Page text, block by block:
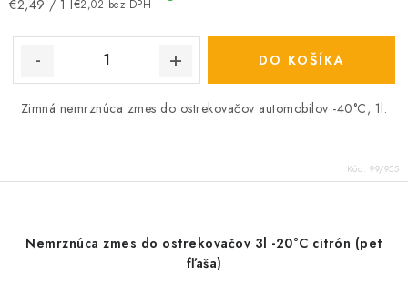
€2,02 bez DPH
€2,49 / 1 l
DO KOŠÍKA
Zimná nemrznúca zmes do ostrekovačov automobilov -40°C, 1l.
Kód: 99/955
Nemrznúca zmes do ostrekovačov 3l -20°C citrón (pet
fľaša)